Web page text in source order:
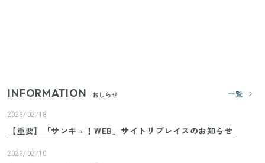
INFORMATION おしらせ
一覧
2026/02/18
【重要】「サンキュ！WEB」サイトリプレイスのお知らせ
2026/02/10